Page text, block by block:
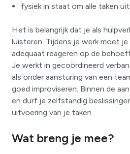
fysiek in staat om alle taken
Het is belangrijk dat je als
luisteren. Tijdens je werk moet
adequaat reageren op de
Je werkt in gecoördineerd
als onder aansturing van een
goed improviseren. Binnen de
en durf je zelfstandig
uitvoering van je taken.
Wat breng je mee?